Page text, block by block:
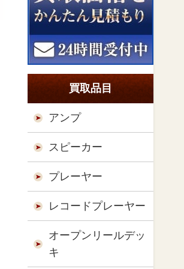
買取品目
アンプ
スピーカー
プレーヤー
レコードプレーヤー
オープンリールデッ
キ